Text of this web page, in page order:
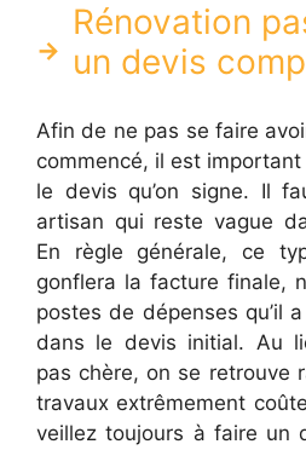
Rénovation
un devis
Afin de ne pas se faire
commencé, il est
le devis qu’on signe. Il
artisan qui reste vague
En règle générale, ce
gonflera la facture finale,
postes de dépenses qu’il
dans le devis initial. Au
pas chère, on se retrouve
travaux extrêmement
veillez toujours à faire un